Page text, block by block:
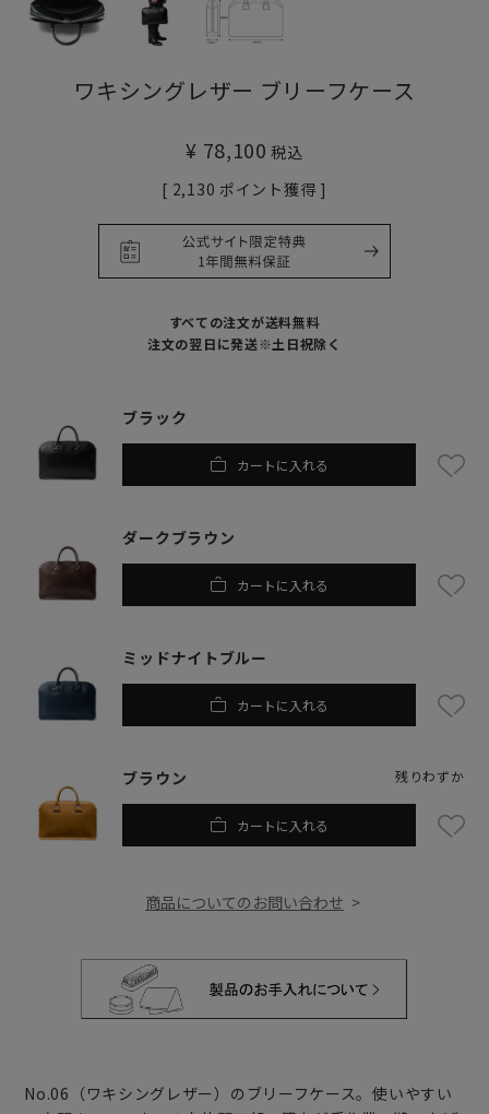
ワキシングレザー ブリーフケース
¥ 78,100 税込
[ 2,130 ポイント獲得 ]
すべての注文が送料無料
注文の翌日に発送※土日祝除く
ブラック
カートに入れる
ダークブラウン
カートに入れる
ミッドナイトブルー
カートに入れる
ブラウン 残りわずか
カートに入れる
商品についてのお問い合わせ
No.06（ワキシングレザー）のブリーフケース。使いやすい